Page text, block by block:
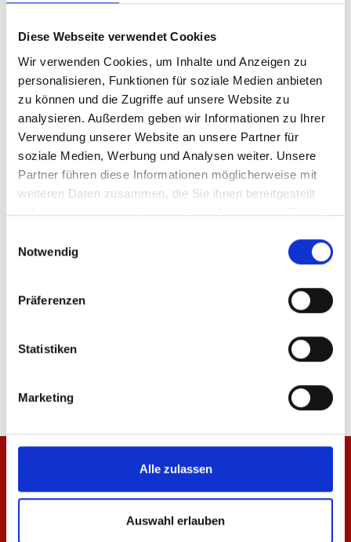
Diese Webseite verwendet Cookies
Wir verwenden Cookies, um Inhalte und Anzeigen zu
personalisieren, Funktionen für soziale Medien anbieten
zu können und die Zugriffe auf unsere Website zu
analysieren. Außerdem geben wir Informationen zu Ihrer
Verwendung unserer Website an unsere Partner für
soziale Medien, Werbung und Analysen weiter. Unsere
Partner führen diese Informationen möglicherweise mit
weiteren Daten zusammen, die Sie ihnen bereitgestellt
haben oder die sie im Rahmen Ihrer Nutzung der Dienste
Notwendig
Präferenzen
Statistiken
Marketing
Alle zulassen
Auswahl erlauben
IN DEN WARENKORB
Produktdetails
Steppjacke Essentials